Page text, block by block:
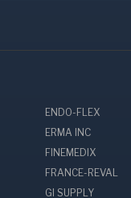
ENDO-FLEX
ERMA INC
FINEMEDIX
FRANCE-REVAL
GI SUPPLY